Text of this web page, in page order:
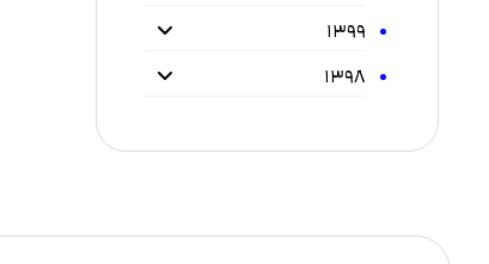
۱۳۹۹
۱۳۹۸